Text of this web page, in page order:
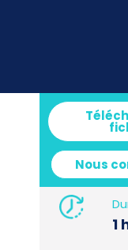
Nous
1